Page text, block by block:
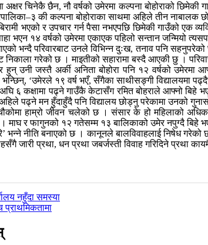
अक्षर चिनेकै छैन, नौ वर्षको उमेरमा कल्पना बोहोराको
की कल्पना बोहोराका साथमा अहिले तीन नाबालक
भएको र उपचार गर्न पैसा नभएपछि छिमेकी गाउँको एक
भएन १४ वर्षको उमेरमा एकाएक पहिलो सन्तान जन्मियो
भन्दै परिवारबाट उनले विभिन्न दुःख, तनाव पनि
गरेको छ । माइतीको सहारामा बस्दै आएकी छु ।
हुन् उनी जस्तै अर्की अनिता बोहोरा पनि १२ वर्षको
‘उमेरले १९ वर्ष भएँ, सँगैका साथीसङ्गी विद्यालयमा
६ कक्षामा पढ्ने गाउँकै केटासँग रमित बोहराले आफ्नो
पढ्ने मन हुँदाहुँदै पनि विद्यालय छोड्नु परेकामा उनको
हाम्रो जीवन चलेको छ । संसार के हो महिलाको
माघ र फागुनको १२ गतेसम्म १३ बालिकाको उमेर नपुग्दै
भन्ने नीति बनाएको छ । कानूनले बालविवाहलाई निषेध
जारी प्रथा, धन प्रथा जबर्जस्ती विवाह गरिदिने
नहुँदा समस्या